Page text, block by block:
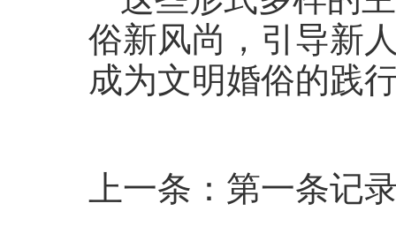
俗新风尚，引导新
成为文明婚俗的践
上一条：第一条记